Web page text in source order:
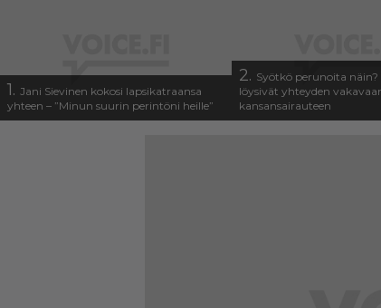
1. Jani Sievinen kokosi lapsikatraansa
yhteen – ”Minun suurin perintöni heille”
2. Syötkö perunoita
löysivät yhteyden
kansansairauteen